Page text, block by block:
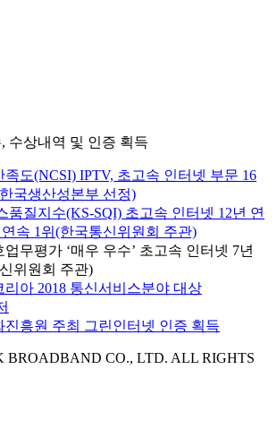
수상내역 및 인증 획득
BROADBAND CO., LTD. ALL RIGHTS